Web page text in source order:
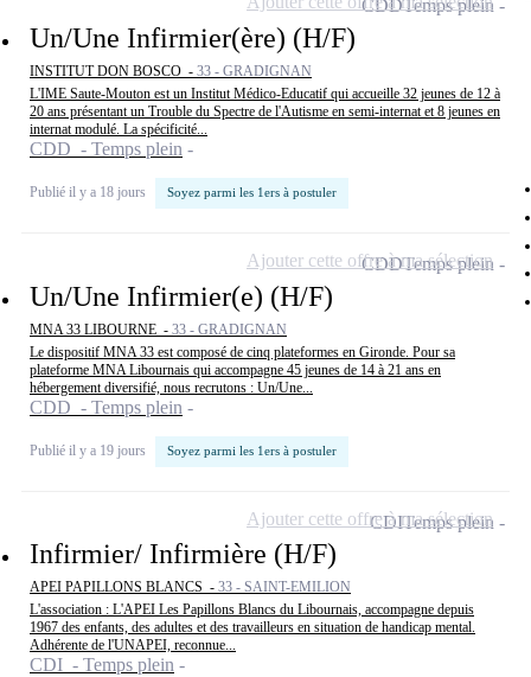
Un/Une Infirmier(ère) (H/F)
INSTITUT DON BOSCO - 33 - GRADIGNAN
L'IME Saute-Mouton est un Institut Médico-Educatif qui accueille 32 jeunes de 12 à
20 ans présentant un Trouble du Spectre de l'Autisme en semi-internat et 8 jeunes en
internat modulé. La spécificité...
CDD - Temps plein
Publié il y a 18 jours Soyez parmi les 1ers à postuler
CDDTemps plein
Un/Une Infirmier(e) (H/F)
MNA 33 LIBOURNE - 33 - GRADIGNAN
Le dispositif MNA 33 est composé de cinq plateformes en Gironde. Pour sa
plateforme MNA Libournais qui accompagne 45 jeunes de 14 à 21 ans en
hébergement diversifié, nous recrutons : Un/Une...
CDD - Temps plein
Publié il y a 19 jours Soyez parmi les 1ers à postuler
CDDTemps plein
Ajouter cette offre à ma sélection
Infirmier/ Infirmière (H/F)
APEI PAPILLONS BLANCS - 33 - SAINT-EMILION
L'association : L'APEI Les Papillons Blancs du Libournais, accompagne depuis
1967 des enfants, des adultes et des travailleurs en situation de handicap mental.
Adhérente de l'UNAPEI, reconnue...
CDI - Temps plein
CDITemps plein
Ajouter cette offre à ma sélection